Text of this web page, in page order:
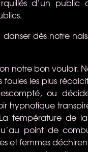
dès notre
notre bon vouloir.
les plus
ou
hypnotique
température de
point de
et femmes